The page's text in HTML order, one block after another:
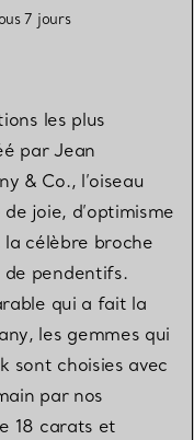
7 jours
les plus
par Jean
& Co., l’oiseau
joie, d’optimisme
la célèbre broche
pendentifs.
qui a fait la
les gemmes qui
sont choisies avec
par nos
18 carats et